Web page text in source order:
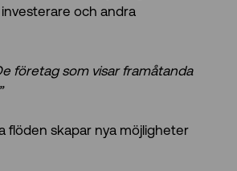
och andra
företag som visar framåtanda
flöden skapar nya möjligheter